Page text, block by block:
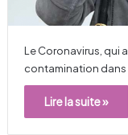
Le Coronavirus, qui
contamination dans
Lire la suite »